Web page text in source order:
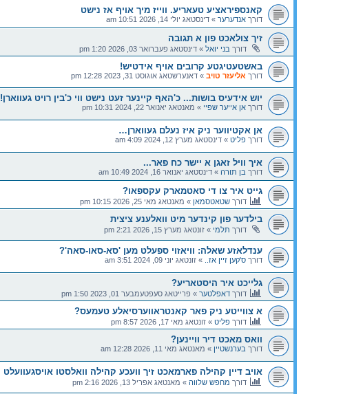
קאנספיראציע טעאריע. ווייז מיך אויף אז נישט
דורך אנדערער » דינסטאג יולי 14, 2026 10:51 am
זיך צולאכט פון א תגובה
דורך בני יואל » דינסטאג פעברואר 03, 2026 1:20 pm
באשטעטיגטע קרובים אויף אידטיש!
דורך אליעזר טויב » דאנערשטאג אוגוסט 31, 2023 12:28 pm
יוש אידעיס בושות... כ'האף קיינער זעט נישט ווי כ'בין רויט געווארן!
דורך אן אייער שפיי » מאנטאג יאנואר 22, 2024 10:31 pm
אן אקטיווער ניק איז נעלם געווארן…
דורך פליט » דינסטאג מערץ 12, 2024 4:09 am
איך וויל זאגן א יישר כח פאר...
דורך בן תורה » דינסטאג יאנואר 16, 2024 10:49 am
גייט איר צו די סאטמארק עקספאו?
דורך שטאטסמאן » מאנטאג מאי 25, 2026 10:15 pm
בילדער פון קינדער מיט וואלענע ציצית
דורך תלמי » זונטאג מערץ 15, 2026 2:21 pm
ענדלאזע שאלה: וויאזוי ספעלט מען 'סא-סאו-סאה'?
דורך ס'קען זיין אז.. » זונטאג יוני 09, 2024 3:51 am
גלייכט איר היסטאריע?
דורך דאפלטער » פרייטאג סעפטעמבער 01, 2023 1:50 pm
א צווייטע ניק פאר קאנטראווערסיאלע טעמעס?
דורך פליט » זונטאג מאי 17, 2026 8:57 pm
וואס מאכט דיר וויינען?
דורך בערנשטיין » מאנטאג מאי 11, 2026 12:28 am
אויב דיין קהילה פארמאכט זיך וועכע קהילה וואלסטו אויסגעוועלט
דורך מחפש שלווה » מאנטאג אפריל 13, 2026 2:16 pm